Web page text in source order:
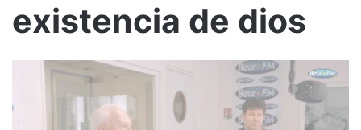
existencia de dios